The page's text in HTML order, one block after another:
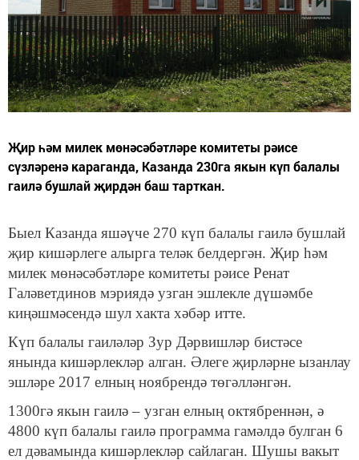
Җир һәм милек мөнәсәбәтләре комитеты рәисе
сүзләренә караганда, Казанда 230га якын күп балалы
гаилә бушлай җирдән баш тарткан.
Быел Казанда яшәүче 270 күп балалы гаилә бушлай
җир кишәрлеге алырга теләк белдергән. Җир һәм
милек мөнәсәбәтләре комитеты рәисе Ренат
Галәветдинов мэриядә узган эшлекле дүшәмбе
киңәшмәсендә шул хакта хәбәр итте.
Күп балалы гаиләләр Зур Дәрвишләр бистәсе
янында кишәрлекләр алган. Әлеге җирләрне ызанлау
эшләре 2017 елның ноябрендә төгәлләнгән.
1300гә якын гаилә – узган елның октябреннән, ә
4800 күп балалы гаилә программа гамәлдә булган 6
ел дәвамында кишәрлекләр сайлаган. Шушы вакыт